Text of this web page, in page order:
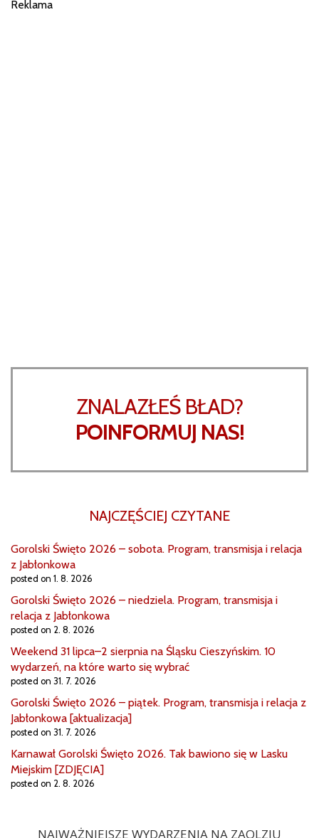
Reklama
ZNALAZŁEŚ BŁAD?
POINFORMUJ NAS!
NAJCZĘŚCIEJ CZYTANE
Gorolski Święto 2026 – sobota. Program, transmisja i relacja
z Jabłonkowa
posted on 1. 8. 2026
Gorolski Święto 2026 – niedziela. Program, transmisja i
relacja z Jabłonkowa
posted on 2. 8. 2026
Weekend 31 lipca–2 sierpnia na Śląsku Cieszyńskim. 10
wydarzeń, na które warto się wybrać
posted on 31. 7. 2026
Gorolski Święto 2026 – piątek. Program, transmisja i relacja z
Jabłonkowa [aktualizacja]
posted on 31. 7. 2026
Karnawał Gorolski Święto 2026. Tak bawiono się w Lasku
Miejskim [ZDJĘCIA]
posted on 2. 8. 2026
NAJWAŻNIEJSZE WYDARZENIA NA ZAOLZIU